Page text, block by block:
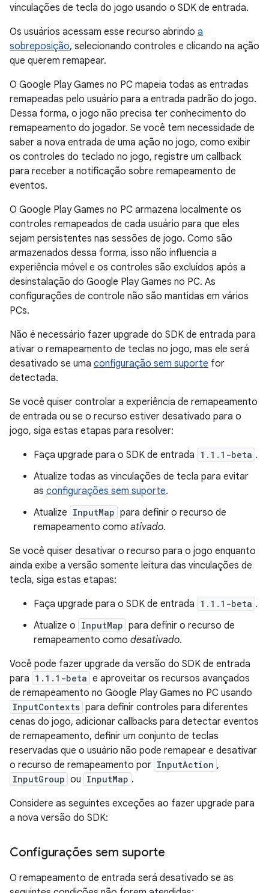
vinculações de tecla do jogo usando o SDK de entrada.
Os usuários acessam esse recurso abrindo a
sobreposição, selecionando controles e clicando na ação
que querem remapear.
O Google Play Games no PC mapeia todas as entradas
remapeadas pelo usuário para a entrada padrão do jogo.
Dessa forma, o jogo não precisa ter conhecimento do
remapeamento do jogador. Se você tem necessidade de
saber a nova entrada de uma ação no jogo, como exibir
os controles do teclado no jogo, registre um callback
para receber a notificação sobre remapeamento de
eventos.
O Google Play Games no PC armazena localmente os
controles remapeados de cada usuário para que eles
sejam persistentes nas sessões de jogo. Como são
armazenados dessa forma, isso não influencia a
experiência móvel e os controles são excluídos após a
desinstalação do Google Play Games no PC. As
configurações de controle não são mantidas em vários
PCs.
Não é necessário fazer upgrade do SDK de entrada para
ativar o remapeamento de teclas no jogo, mas ele será
desativado se uma configuração sem suporte for
detectada.
Se você quiser controlar a experiência de remapeamento
de entrada ou se o recurso estiver desativado para o
jogo, siga estas etapas para resolver:
Faça upgrade para o SDK de entrada 1.1.1-beta .
Atualize todas as vinculações de tecla para evitar
as configurações sem suporte.
Atualize InputMap para definir o recurso de
remapeamento como ativado.
Se você quiser desativar o recurso para o jogo enquanto
ainda exibe a versão somente leitura das vinculações de
tecla, siga estas etapas:
Faça upgrade para o SDK de entrada 1.1.1-beta .
Atualize o InputMap para definir o recurso de
remapeamento como desativado.
Você pode fazer upgrade da versão do SDK de entrada
para 1.1.1-beta e aproveitar os recursos avançados
de remapeamento no Google Play Games no PC usando
InputContexts para definir controles para diferentes
cenas do jogo, adicionar callbacks para detectar eventos
de remapeamento, definir um conjunto de teclas
reservadas que o usuário não pode remapear e desativar
o recurso de remapeamento por InputAction ,
InputGroup ou InputMap .
Considere as seguintes exceções ao fazer upgrade para
a nova versão do SDK:
Configurações sem suporte
O remapeamento de entrada será desativado se as